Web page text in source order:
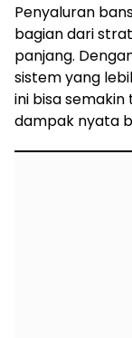
Penyaluran
bagian dari
panjang.
sistem yang
ini bisa
dampak nyata